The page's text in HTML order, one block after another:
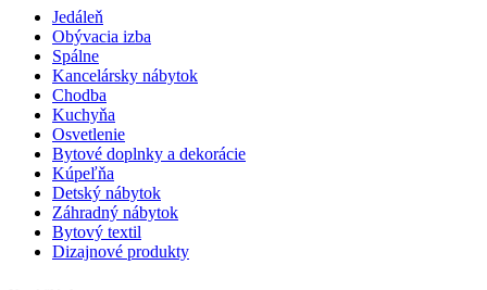
Jedáleň
Obývacia izba
Spálne
Kancelársky nábytok
Chodba
Kuchyňa
Osvetlenie
Bytové doplnky a dekorácie
Kúpeľňa
Detský nábytok
Záhradný nábytok
Bytový textil
Dizajnové produkty